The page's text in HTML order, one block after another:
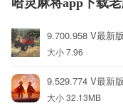
哈灵麻将app下载
9.700.958 V最新版
大小 7.96
9.529.774 V最新版
大小 32.13MB